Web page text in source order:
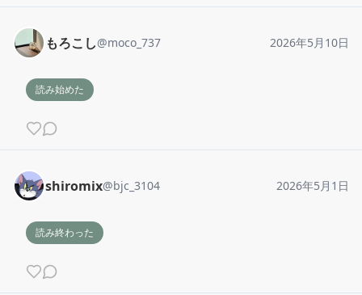
もろこし@moco_737 2026年5月10日
読み始めた
shiromix@bjc_3104 2026年5月1日
読み終わった